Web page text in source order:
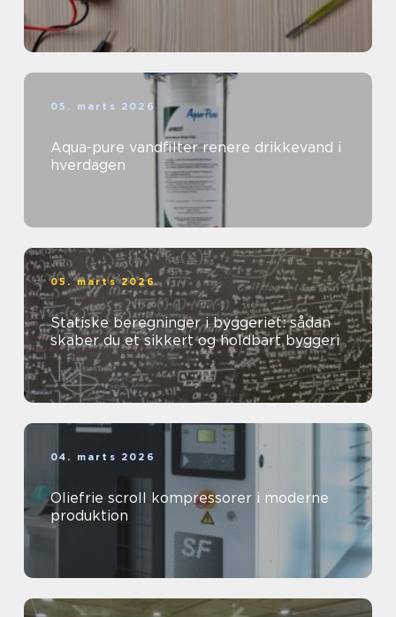
05. marts 2026
Aqua-pure vandfilter renere drikkevand i
hverdagen
05. marts 2026
Statiske beregninger i byggeriet: sådan
skaber du et sikkert og holdbart byggeri
04. marts 2026
Oliefrie scroll kompressorer i moderne
produktion